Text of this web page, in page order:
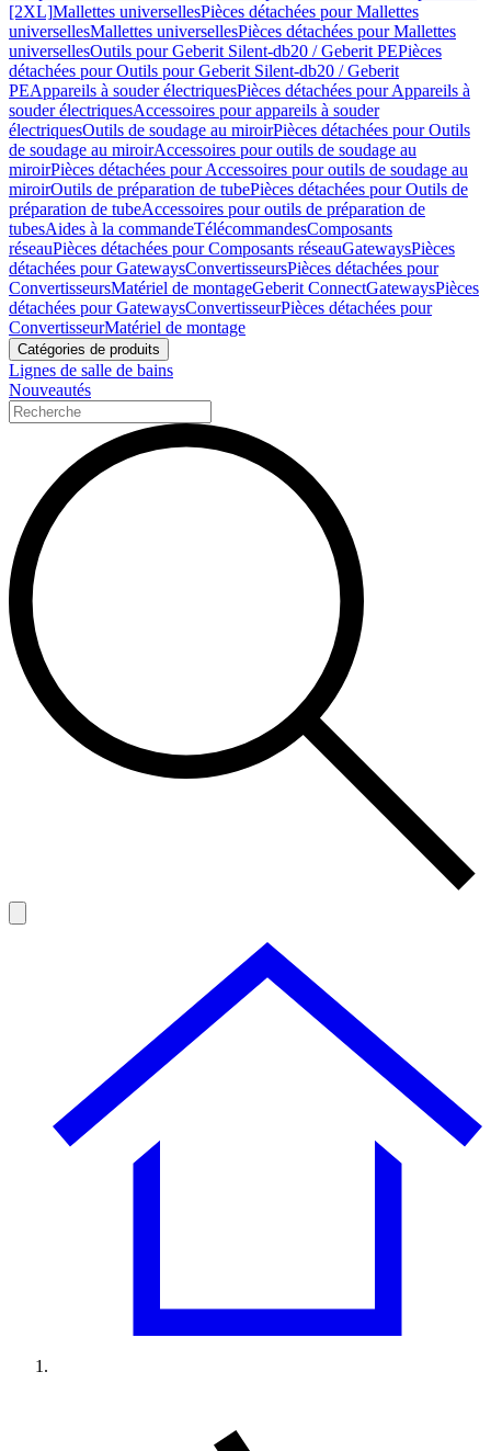
[2XL]Mallettes universellesPièces détachées pour Mallettes
universellesMallettes universellesPièces détachées pour Mallettes
universellesOutils pour Geberit Silent-db20 / Geberit PEPièces
détachées pour Outils pour Geberit Silent-db20 / Geberit
PEAppareils à souder électriquesPièces détachées pour Appareils à
souder électriquesAccessoires pour appareils à souder
électriquesOutils de soudage au miroirPièces détachées pour Outils
de soudage au miroirAccessoires pour outils de soudage au
miroirPièces détachées pour Accessoires pour outils de soudage au
miroirOutils de préparation de tubePièces détachées pour Outils de
préparation de tubeAccessoires pour outils de préparation de
tubesAides à la commandeTélécommandesComposants
réseauPièces détachées pour Composants réseauGatewaysPièces
détachées pour GatewaysConvertisseursPièces détachées pour
ConvertisseursMatériel de montageGeberit ConnectGatewaysPièces
détachées pour GatewaysConvertisseurPièces détachées pour
ConvertisseurMatériel de montage
Catégories de produits
Lignes de salle de bains
Nouveautés